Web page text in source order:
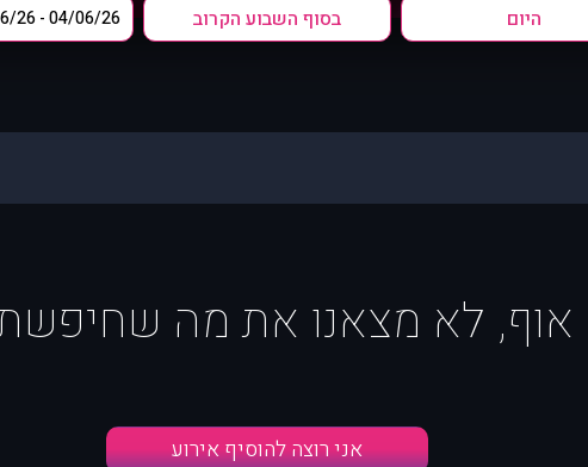
היום בסוף השבוע הקרוב
אוף, לא מצאנו את מה
אני רוצה להוסיף אירוע